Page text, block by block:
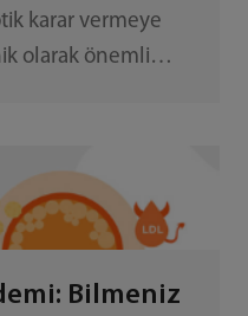
karar vermeye
olarak önemli
C, apo B, Lp(a) vs.)
riskini
Bilmeniz